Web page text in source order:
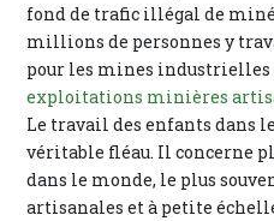
fond de trafic illégal de
millions de personnes y
pour les mines industrielles
exploitations minières
Le travail des enfants dans
véritable fléau. Il concerne
dans le monde, le plus
artisanales et à petite